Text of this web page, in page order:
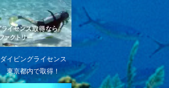
ダイビングライセンス
東京都内で取得！